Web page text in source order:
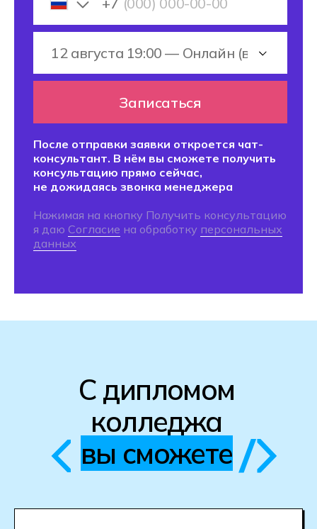
Получить консультацию
После отправки заявки откроется чат-
консультацию прямо сейчас,
Нажимая на кнопку Получить консультацию
я даюСогласиена обработкуперсональных
данных
Стоимость и сроки
Выберите тот класс, за который у вас
есть аттестат об окончании школы.
от города и вашего аттестата
На базе 9 классов На базе 11 классов